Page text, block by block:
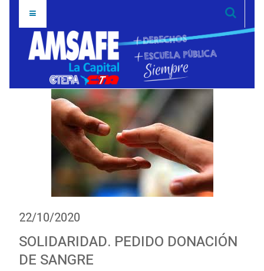
22/10/2020
SOLIDARIDAD. PEDIDO DONACIÓN
DE SANGRE